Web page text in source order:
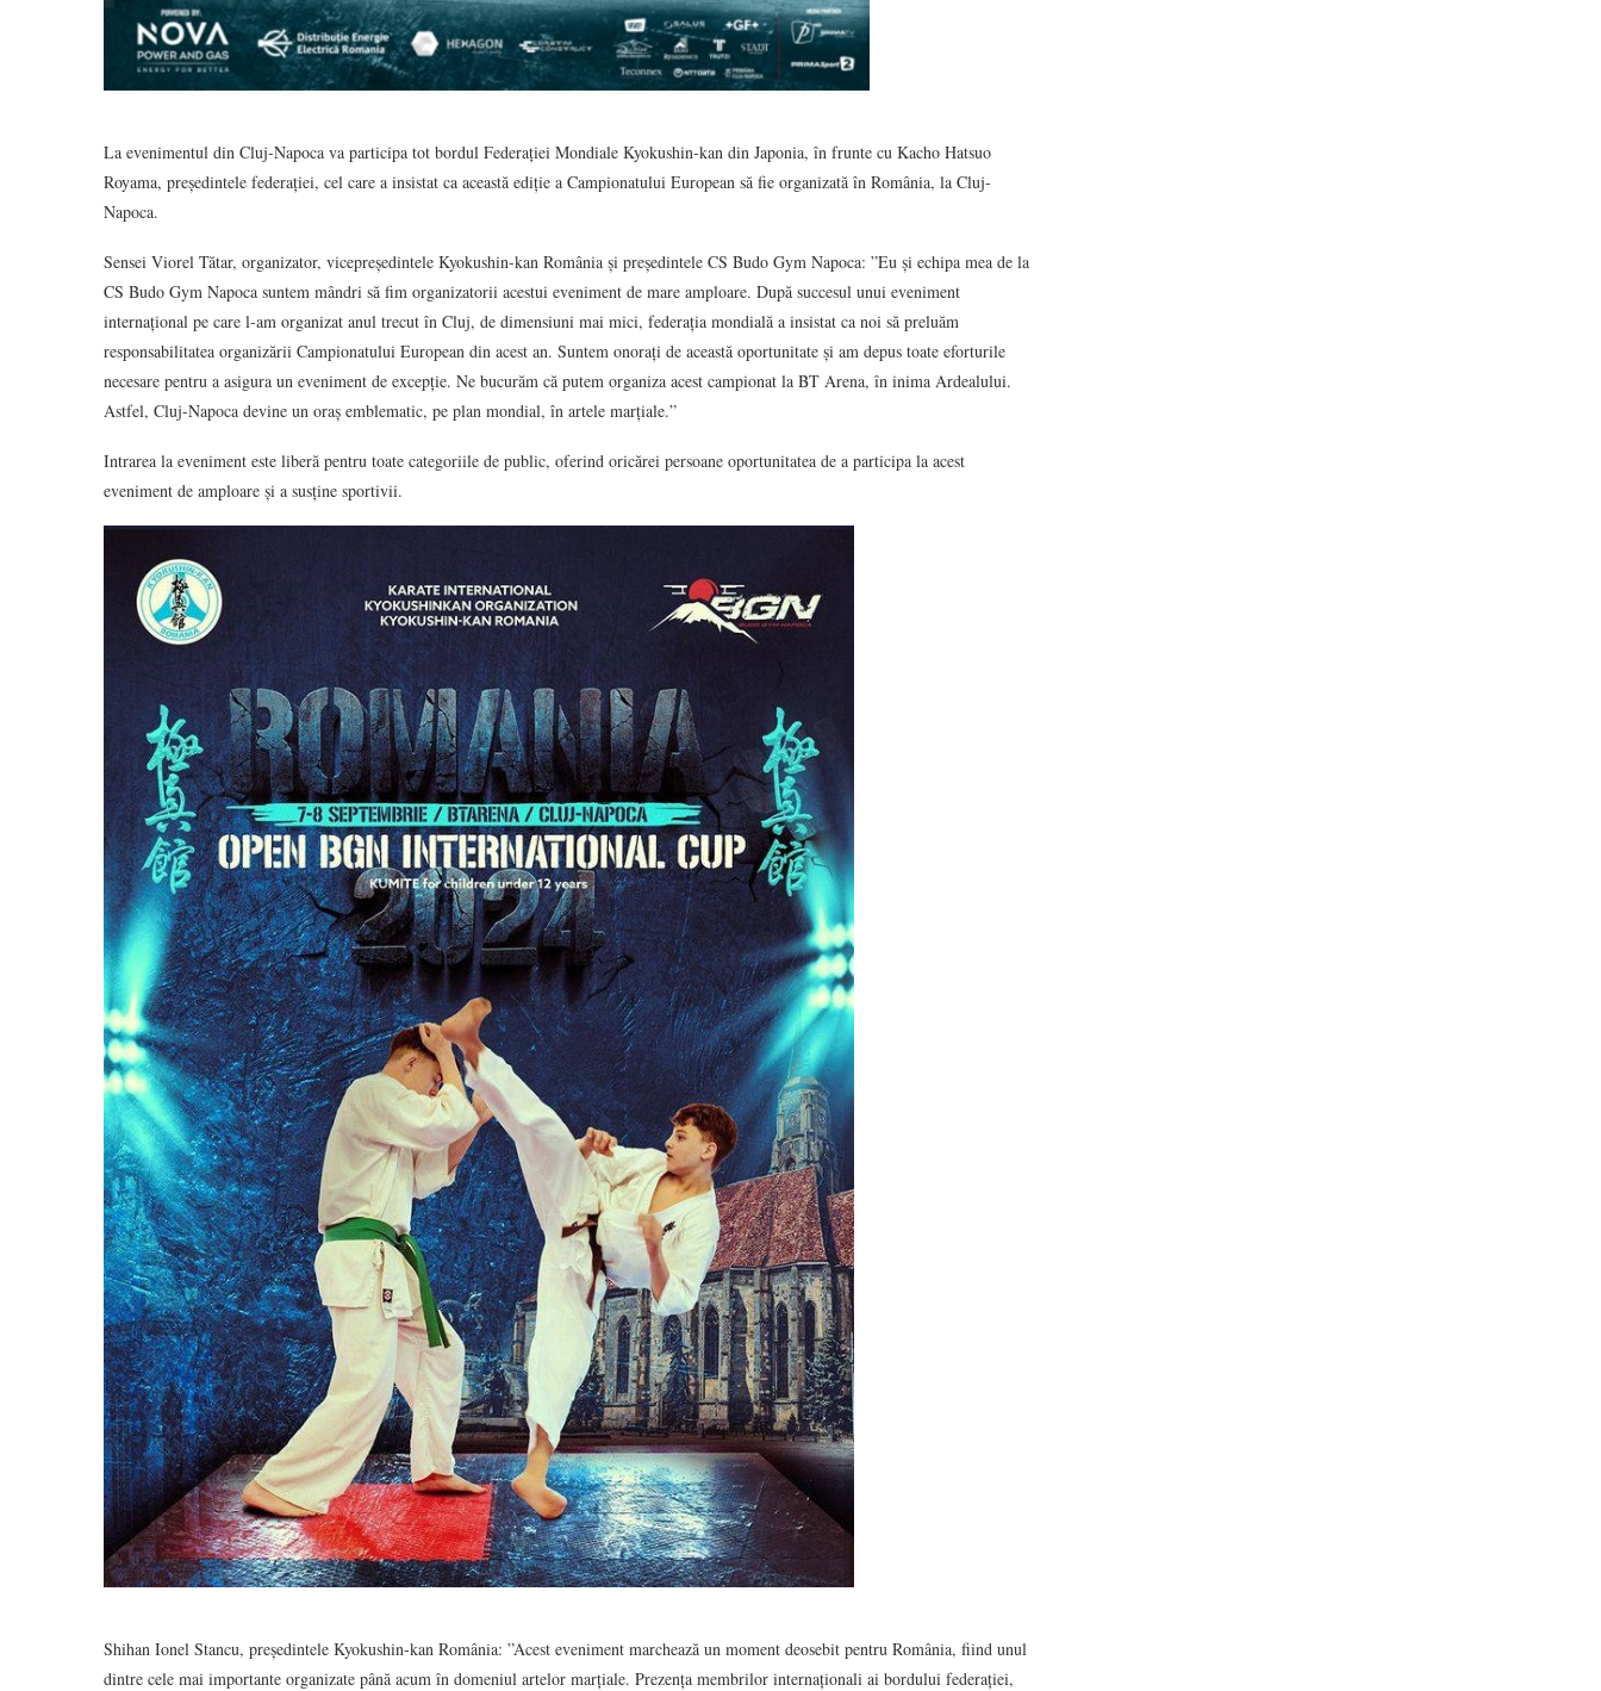
La evenimentul din Cluj-Napoca va participa tot bordul Federației Mondiale Kyokushin-kan din Japonia, în frunte cu Kacho Hatsuo
Royama, președintele federației, cel care a insistat ca această ediție a Campionatului European să fie organizată în România, la Cluj-
Napoca.
Sensei Viorel Tătar, organizator, vicepreședintele Kyokushin-kan România și președintele CS Budo Gym Napoca: ”Eu și echipa mea de la
CS Budo Gym Napoca suntem mândri să fim organizatorii acestui eveniment de mare amploare. După succesul unui eveniment
internațional pe care l-am organizat anul trecut în Cluj, de dimensiuni mai mici, federația mondială a insistat ca noi să preluăm
responsabilitatea organizării Campionatului European din acest an. Suntem onorați de această oportunitate și am depus toate eforturile
necesare pentru a asigura un eveniment de excepție. Ne bucurăm că putem organiza acest campionat la BT Arena, în inima Ardealului.
Astfel, Cluj-Napoca devine un oraș emblematic, pe plan mondial, în artele marțiale.”
Intrarea la eveniment este liberă pentru toate categoriile de public, oferind oricărei persoane oportunitatea de a participa la acest
eveniment de amploare și a susține sportivii.
Shihan Ionel Stancu, președintele Kyokushin-kan România: ”Acest eveniment marchează un moment deosebit pentru România, fiind unul
dintre cele mai importante organizate până acum în domeniul artelor marțiale. Prezența membrilor internaționali ai bordului federației,